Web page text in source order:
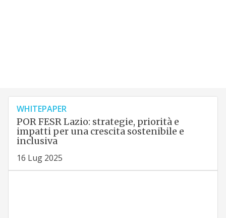
WHITEPAPER
POR FESR Lazio: strategie, priorità e
impatti per una crescita sostenibile e
inclusiva
16 Lug 2025